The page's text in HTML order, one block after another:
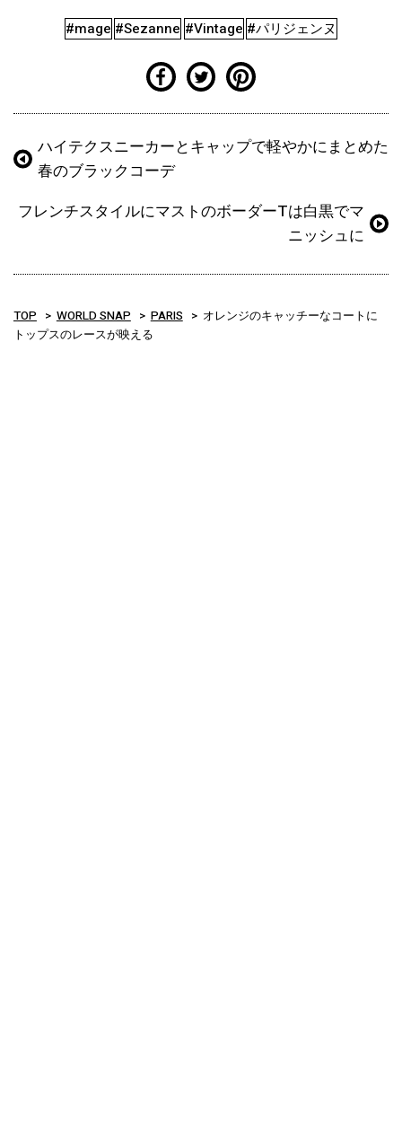
#mage #Sezanne #Vintage #パリジェンヌ
ハイテクスニーカーとキャップで軽やかにまとめた
春のブラックコーデ
フレンチスタイルにマストのボーダーTは白黒でマ
ニッシュに
TOP WORLD SNAP PARIS
オレンジのキャッチーなコートに
トップスのレースが映える